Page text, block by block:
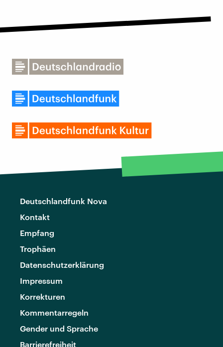
Deutschlandfunk Nova
Kontakt
Empfang
Trophäen
Datenschutzerklärung
Impressum
Korrekturen
Kommentarregeln
Gender und Sprache
Barrierefreiheit